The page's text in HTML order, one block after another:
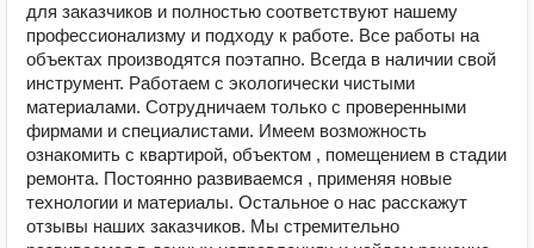
для заказчиков и полностью соответствуют нашему
профессионализму и подходу к работе. Все работы на
объектах производятся поэтапно. Всегда в наличии свой
инструмент. Работаем с экологически чистыми
материалами. Сотрудничаем только с проверенными
фирмами и специалистами. Имеем возможность
ознакомить с квартирой, объектом , помещением в стадии
ремонта. Постоянно развиваемся , применяя новые
технологии и материалы. Остальное о нас расскажут
отзывы наших заказчиков. Мы стремительно